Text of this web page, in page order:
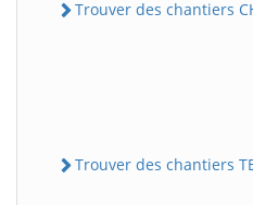
Trouver des chantiers
Trouver des chantiers